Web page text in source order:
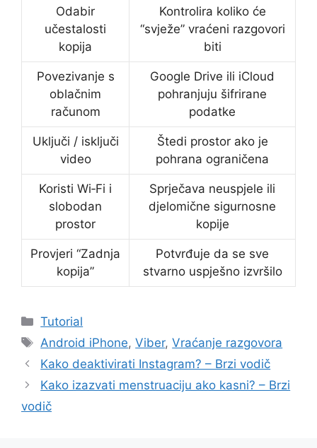
Odabir
učestalosti
kopija
Kontrolira koliko će
“svježe” vraćeni razgovori
biti
Povezivanje s
oblačnim
računom
Google Drive ili iCloud
pohranjuju šifrirane
podatke
Uključi / isključi
video
Štedi prostor ako je
pohrana ograničena
Koristi Wi‑Fi i
slobodan
prostor
Sprječava neuspjele ili
djelomične sigurnosne
kopije
Provjeri “Zadnja
kopija”
Potvrđuje da se sve
stvarno uspješno izvršilo
Kategorije
Tutorial
Oznake
Android iPhone,Viber,Vraćanje razgovora
Kako deaktivirati Instagram? – Brzi vodič
Kako izazvati menstruaciju ako kasni? – Brzi
vodič